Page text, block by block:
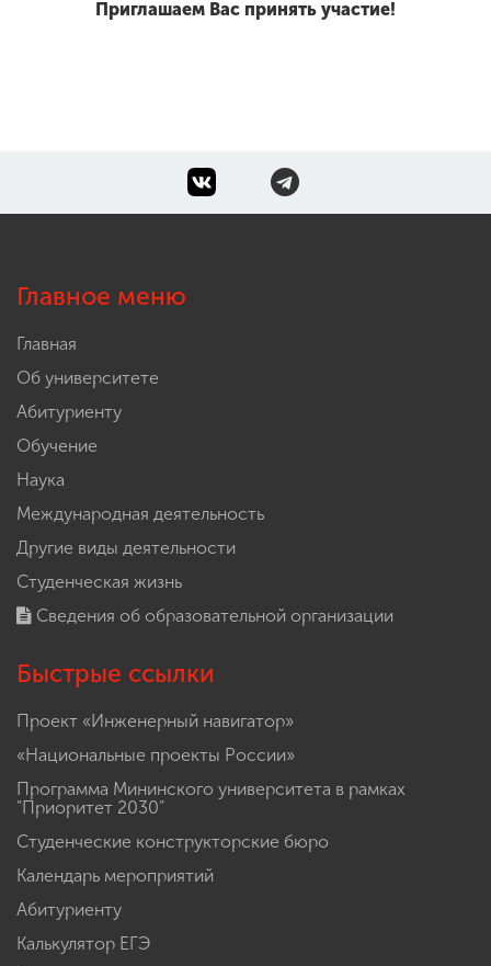
Приглашаем Вас принять участие!
Главное меню
Главная
Об университете
Абитуриенту
Обучение
Наука
Международная деятельность
Другие виды деятельности
Студенческая жизнь
Сведения об образовательной организации
Быстрые ссылки
Проект «Инженерный навигатор»
«Национальные проекты России»
Программа Мининского университета в рамках
"Приоритет 2030"
Студенческие конструкторские бюро
Календарь мероприятий
Абитуриенту
Калькулятор ЕГЭ